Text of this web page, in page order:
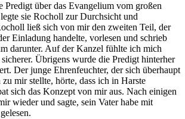
Predigt über das Evangelium vom großen
sie Rocholl zur Durchsicht und
ließ sich von mir den zweiten Teil, der
Einladung handelte, vorlesen und schrieb
darunter. Auf der Kanzel fühlte ich mich
Übrigens wurde die Predigt hinterher
Der junge Ehrenfeuchter, der sich überhaupt
mir stellte, hörte, dass ich in Harste
sich das Konzept von mir aus. Nach einigen
wieder und sagte, sein Vater habe mit